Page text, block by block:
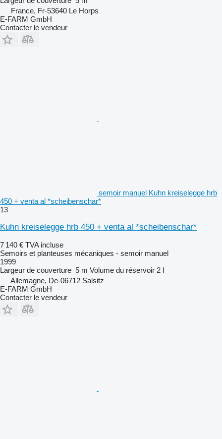
France, Fr-53640 Le Horps
E-FARM GmbH
Contacter le vendeur
semoir manuel Kuhn kreiselegge hrb
450 + venta al *scheibenschar*
13
Kuhn kreiselegge hrb 450 + venta al *scheibenschar*
7 140 € TVA incluse
Semoirs et planteuses mécaniques - semoir manuel
1999
Largeur de couverture 5 m Volume du réservoir 2 l
Allemagne, De-06712 Salsitz
E-FARM GmbH
Contacter le vendeur